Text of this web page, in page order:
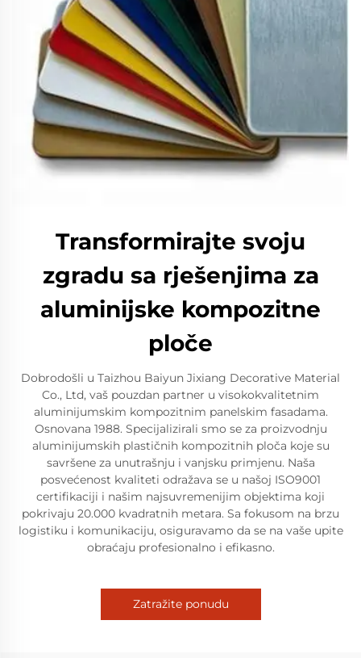
Transformirajte svoju
zgradu sa rješenjima za
aluminijske kompozitne
ploče
Dobrodošli u Taizhou Baiyun Jixiang Decorative Material
Co., Ltd, vaš pouzdan partner u visokokvalitetnim
aluminijumskim kompozitnim panelskim fasadama.
Osnovana 1988. Specijalizirali smo se za proizvodnju
aluminijumskih plastičnih kompozitnih ploča koje su
savršene za unutrašnju i vanjsku primjenu. Naša
posvećenost kvaliteti odražava se u našoj ISO9001
certifikaciji i našim najsuvremenijim objektima koji
pokrivaju 20.000 kvadratnih metara. Sa fokusom na brzu
logistiku i komunikaciju, osiguravamo da se na vaše upite
obraćaju profesionalno i efikasno.
Zatražite ponudu